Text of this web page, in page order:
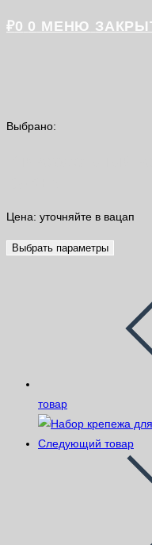
₽0 0 МЕНЮ
Выбрано:
Цена: уточняйте в вацап
Выбрать параметры
товар
Следующий товар